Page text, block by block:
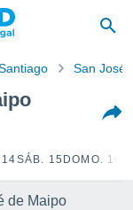
San José
SÁB. 15 DOMO. 16
de Maipo